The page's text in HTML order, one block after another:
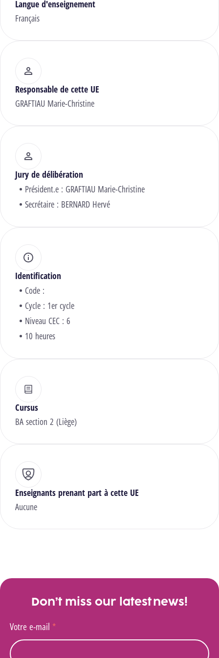
Langue d'enseignement
Français
Responsable de cette UE
GRAFTIAU Marie-Christine
Jury de délibération
Président.e : GRAFTIAU Marie-Christine
Secrétaire : BERNARD Hervé
Identification
Code :
Cycle : 1er cycle
Niveau CEC : 6
10 heures
Cursus
BA section 2 (Liège)
Enseignants prenant part à cette UE
Aucune
Don’t miss our latest news!
Votre e-mail *